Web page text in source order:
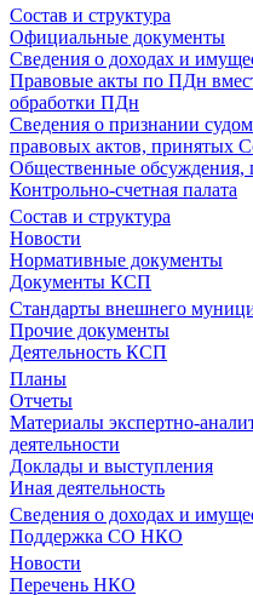
Состав и структура
Официальные документы
Сведения о доходах и
Правовые акты по ПДн
обработки ПДн
Сведения о признании
правовых актов, принятых
Общественные обсуждения,
Контрольно-счетная палата
Состав и структура
Новости
Нормативные документы
Документы КСП
Стандарты внешнего
Прочие документы
Деятельность КСП
Планы
Отчеты
Материалы экспертно-
деятельности
Доклады и выступления
Иная деятельность
Сведения о доходах и
Поддержка СО НКО
Новости
Перечень НКО